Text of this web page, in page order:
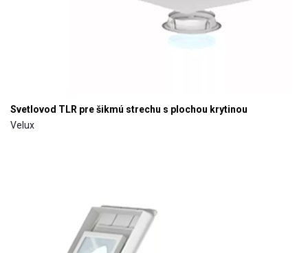
Svetlovod TLR pre šikmú strechu s plochou krytinou
Velux